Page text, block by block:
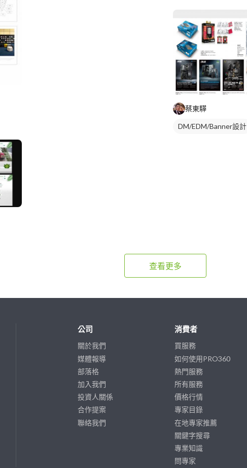
蔡東驊
DM/EDM/Banner設計
查看更多
公司
關於我們
媒體報導
部落格
加入我們
投資人關係
合作提案
聯絡我們
消費者
買服務
如何使用PRO360
熱門服務
所有服務
價格行情
專家目錄
在地專家推薦
關鍵字搜尋
專業知識
問專家